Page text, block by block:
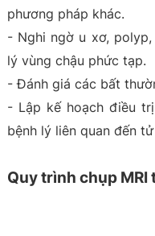
phương pháp khác.
- Nghi ngờ u xơ,
lý vùng chậu phức tạp.
- Đánh giá các bất
- Lập kế hoạch điều
bệnh lý liên quan đến
Quy trình chụp MRI